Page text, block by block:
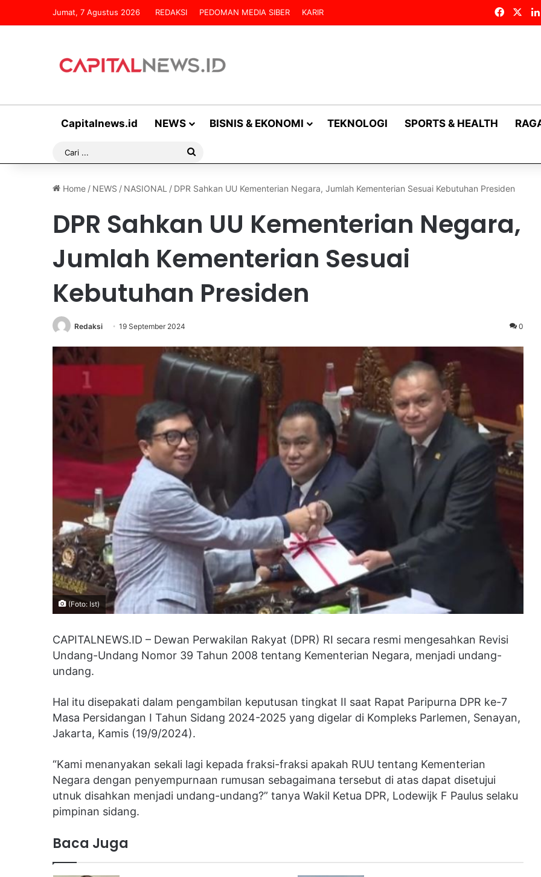
Jumat, 7 Agustus 2026 REDAKSI PEDOMAN MEDIA SIBER KARIR
Capitalnews.id NEWS BISNIS & EKONOMI TEKNOLOGI SPORTS & HEALTH
Cari
Home / NEWS / NASIONAL / DPR Sahkan UU Kementerian Negara, Jumlah Kementerian Sesuai Kebutuhan Presiden
DPR Sahkan UU Kementerian Negara,
Jumlah Kementerian Sesuai
Kebutuhan Presiden
Redaksi 19 September 2024 0
(Foto: Ist)
CAPITALNEWS.ID – Dewan Perwakilan Rakyat (DPR) RI secara resmi mengesahkan Revisi
Undang-Undang Nomor 39 Tahun 2008 tentang Kementerian Negara, menjadi undang-
undang.
Hal itu disepakati dalam pengambilan keputusan tingkat II saat Rapat Paripurna DPR ke-7
Masa Persidangan I Tahun Sidang 2024-2025 yang digelar di Kompleks Parlemen, Senayan,
Jakarta, Kamis (19/9/2024).
“Kami menanyakan sekali lagi kepada fraksi-fraksi apakah RUU tentang Kementerian
Negara dengan penyempurnaan rumusan sebagaimana tersebut di atas dapat disetujui
utnuk disahkan menjadi undang-undang?” tanya Wakil Ketua DPR, Lodewijk F Paulus selaku
pimpinan sidang.
Baca Juga